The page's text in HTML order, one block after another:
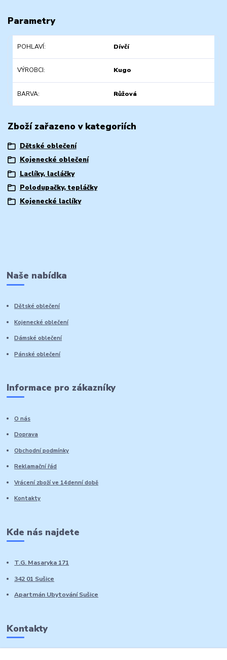
Parametry
POHLAVÍ Dívčí
VÝROBCI Kugo
BARVA Růžová
Zboží zařazeno v kategoriích
Dětské oblečení
Kojenecké oblečení
Laclíky, lacláčky
Polodupačky, tepláčky
Kojenecké laclíky
Naše nabídka
Dětské oblečení
Kojenecké oblečení
Dámské oblečení
Pánské oblečení
Informace pro zákazníky
O nás
Doprava
Obchodní podmínky
Reklamační řád
Vrácení zboží ve 14denní době
Kontakty
Kde nás najdete
T.G. Masaryka 171
342 01 Sušice
Apartmán Ubytování Sušice
Kontakty